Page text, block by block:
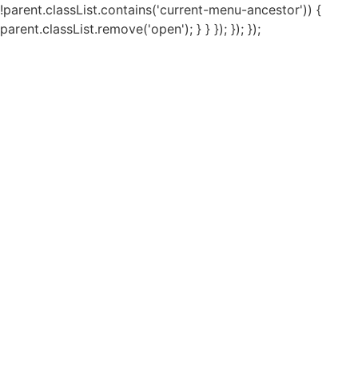
!parent.classList.contains('current-menu-ancestor')) {
parent.classList.remove('open'); } } }); }); });